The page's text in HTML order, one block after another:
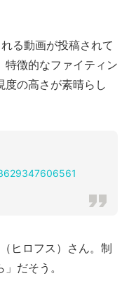
る動画が投稿されて
特徴的なファイティン
度の高さが素晴らし
（ヒロフス）さん。制
だそう。